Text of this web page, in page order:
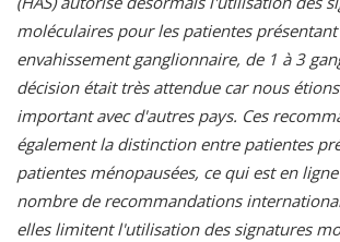
moléculaires pour les patientes
envahissement ganglionnaire, de 1 à 3
décision était très attendue car nous
important avec d'autres pays. Ces
également la distinction entre patientes
patientes ménopausées, ce qui est en
nombre de recommandations
elles limitent l'utilisation des signatures